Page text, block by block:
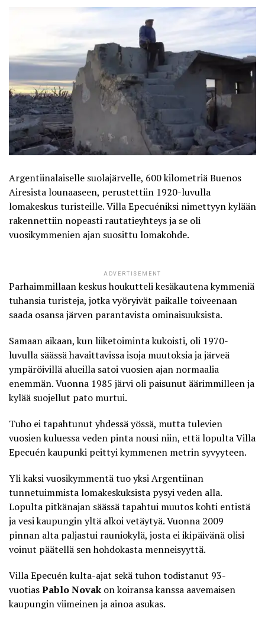
Argentiinalaiselle suolajärvelle, 600 kilometriä Buenos
Airesista lounaaseen, perustettiin 1920-luvulla
lomakeskus turisteille. Villa Epecuéniksi nimettyyn kylään
rakennettiin nopeasti rautatieyhteys ja se oli
vuosikymmenien ajan suosittu lomakohde.
ADVERTISEMENT
Parhaimmillaan keskus houkutteli kesäkautena kymmeniä
tuhansia turisteja, jotka vyöryivät paikalle toiveenaan
saada osansa järven parantavista ominaisuuksista.
Samaan aikaan, kun liiketoiminta kukoisti, oli 1970-
luvulla säässä havaittavissa isoja muutoksia ja järveä
ympäröivillä alueilla satoi vuosien ajan normaalia
enemmän. Vuonna 1985 järvi oli paisunut äärimmilleen ja
kylää suojellut pato murtui.
Tuho ei tapahtunut yhdessä yössä, mutta tulevien
vuosien kuluessa veden pinta nousi niin, että lopultaVilla
Epecuénkaupunki peittyi kymmenen metrin syvyyteen.
Yli kaksi vuosikymmentä tuo yksi Argentiinan
tunnetuimmista lomakeskuksista pysyi veden alla.
Lopulta pitkänajan säässä tapahtui muutos kohti entistä
ja vesi kaupungin yltä alkoi vetäytyä. Vuonna 2009
pinnan alta paljastui rauniokylä, josta ei ikipäivänä olisi
voinut päätellä sen hohdokasta menneisyyttä.
Villa Epecuén kulta-ajat sekä tuhon todistanut 93-
vuotiasPablo Novak on koiransa kanssa aavemaisen
kaupungin viimeinen ja ainoa asukas.